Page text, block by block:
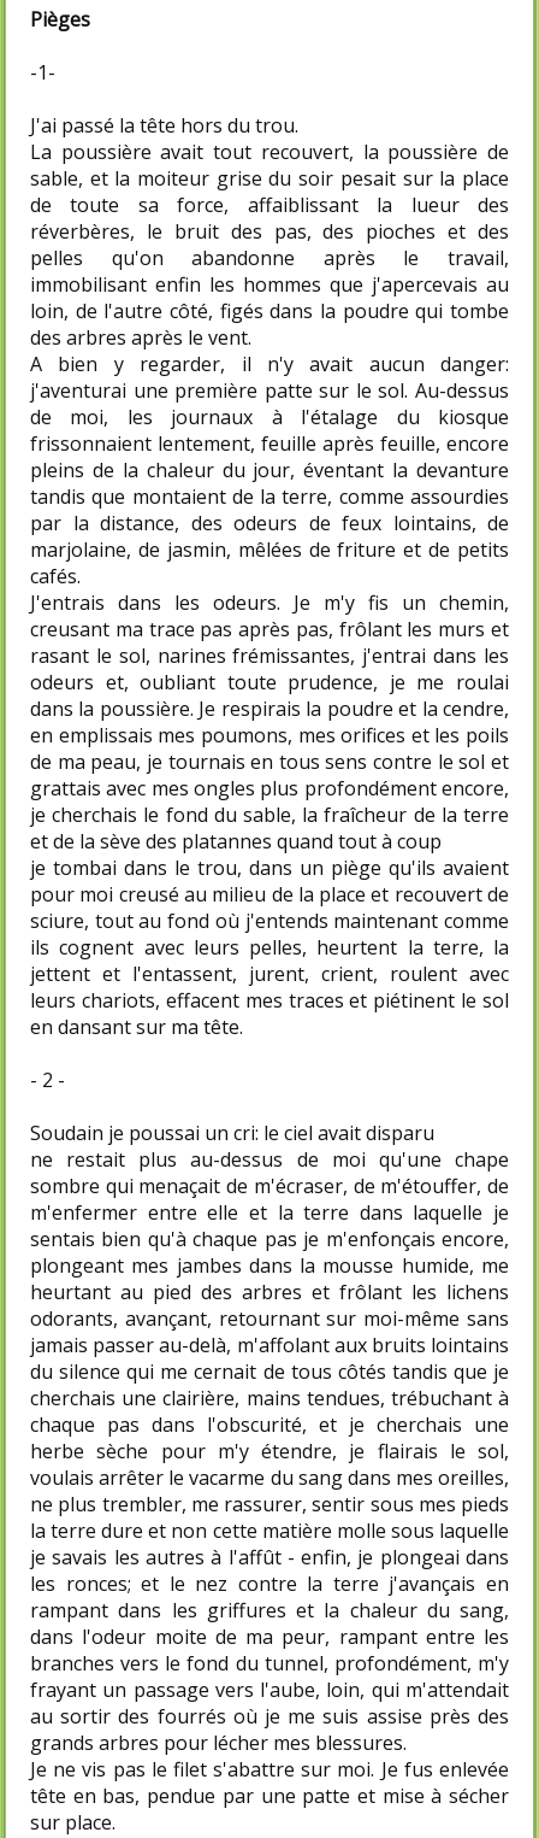
Pièges
-1-
J'ai passé la tête hors du trou.
La poussière avait tout recouvert, la poussière de
sable, et la moiteur grise du soir pesait sur la place
de toute sa force, affaiblissant la lueur des
réverbères, le bruit des pas, des pioches et des
pelles qu'on abandonne après le travail,
immobilisant enfin les hommes que j'apercevais au
loin, de l'autre côté, figés dans la poudre qui tombe
des arbres après le vent.
A bien y regarder, il n'y avait aucun danger:
j'aventurai une première patte sur le sol. Au-dessus
de moi, les journaux à l'étalage du kiosque
frissonnaient lentement, feuille après feuille, encore
pleins de la chaleur du jour, éventant la devanture
tandis que montaient de la terre, comme assourdies
par la distance, des odeurs de feux lointains, de
marjolaine, de jasmin, mêlées de friture et de petits
cafés.
J'entrais dans les odeurs. Je m'y fis un chemin,
creusant ma trace pas après pas, frôlant les murs et
rasant le sol, narines frémissantes, j'entrai dans les
odeurs et, oubliant toute prudence, je me roulai
dans la poussière. Je respirais la poudre et la cendre,
en emplissais mes poumons, mes orifices et les poils
de ma peau, je tournais en tous sens contre le sol et
grattais avec mes ongles plus profondément encore,
je cherchais le fond du sable, la fraîcheur de la terre
et de la sève des platannes quand tout à coup
je tombai dans le trou, dans un piège qu'ils avaient
pour moi creusé au milieu de la place et recouvert de
sciure, tout au fond où j'entends maintenant comme
ils cognent avec leurs pelles, heurtent la terre, la
jettent et l'entassent, jurent, crient, roulent avec
leurs chariots, effacent mes traces et piétinent le sol
en dansant sur ma tête.
- 2 -
Soudain je poussai un cri: le ciel avait disparu
ne restait plus au-dessus de moi qu'une chape
sombre qui menaçait de m'écraser, de m'étouffer, de
m'enfermer entre elle et la terre dans laquelle je
sentais bien qu'à chaque pas je m'enfonçais encore,
plongeant mes jambes dans la mousse humide, me
heurtant au pied des arbres et frôlant les lichens
odorants, avançant, retournant sur moi-même sans
jamais passer au-delà, m'affolant aux bruits lointains
du silence qui me cernait de tous côtés tandis que je
cherchais une clairière, mains tendues, trébuchant à
chaque pas dans l'obscurité, et je cherchais une
herbe sèche pour m'y étendre, je flairais le sol,
voulais arrêter le vacarme du sang dans mes oreilles,
ne plus trembler, me rassurer, sentir sous mes pieds
la terre dure et non cette matière molle sous laquelle
je savais les autres à l'affût - enfin, je plongeai dans
les ronces; et le nez contre la terre j'avançais en
rampant dans les griffures et la chaleur du sang,
dans l'odeur moite de ma peur, rampant entre les
branches vers le fond du tunnel, profondément, m'y
frayant un passage vers l'aube, loin, qui m'attendait
au sortir des fourrés où je me suis assise près des
grands arbres pour lécher mes blessures.
Je ne vis pas le filet s'abattre sur moi. Je fus enlevée
tête en bas, pendue par une patte et mise à sécher
sur place.